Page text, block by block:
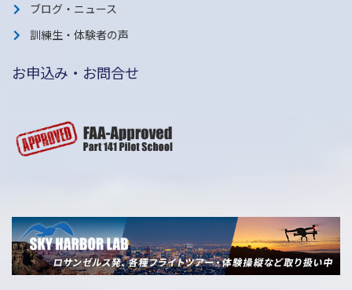
ブログ・ニュース
訓練生・体験者の声
お申込み・お問合せ